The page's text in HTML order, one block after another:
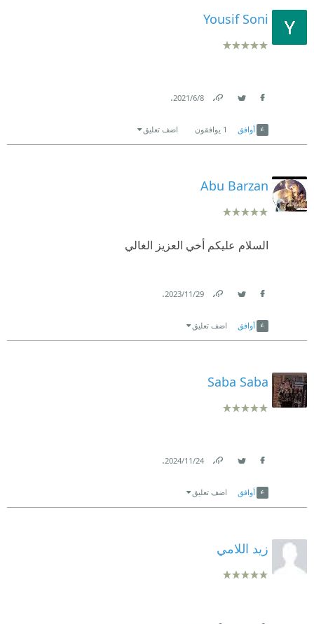
Yousif Soni
8‏/6‏/2021
.
أوافق 1 يوافقون اضف تعليق
Abu Barzan
السلام عليكم أخي العزيز الغالي
29‏/11‏/2023
.
أوافق اضف تعليق
Saba Saba
24‏/11‏/2024
.
أوافق اضف تعليق
زيد اللامي